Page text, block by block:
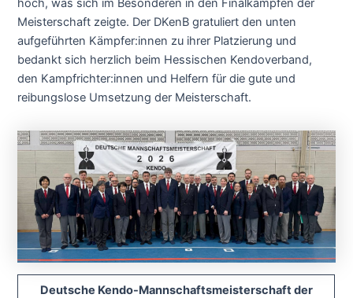
hoch, was sich im Besonderen in den Finalkämpfen der
Meisterschaft zeigte. Der DKenB gratuliert den unten
aufgeführten Kämpfer:innen zu ihrer Platzierung und
bedankt sich herzlich beim Hessischen Kendoverband,
den Kampfrichter:innen und Helfern für die gute und
reibungslose Umsetzung der Meisterschaft.
Deutsche Kendo-Mannschaftsmeisterschaft der